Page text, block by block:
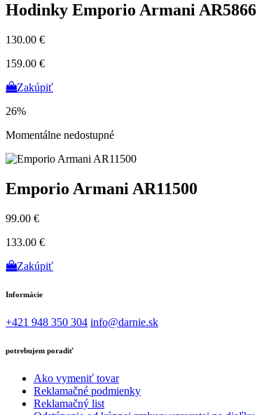
Hodinky Emporio Armani AR5866
130.00 €
159.00 €
Zakúpiť
26%
Momentálne nedostupné
Emporio Armani AR11500
99.00 €
133.00 €
Zakúpiť
Informácie
+421 948 350 304 info@darnie.sk
potrebujem poradiť
Ako vymeniť tovar
Reklamačné podmienky
Reklamačný list